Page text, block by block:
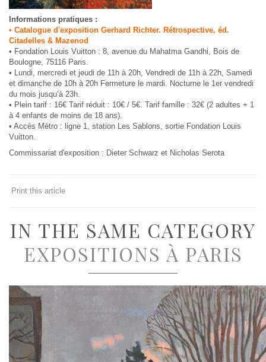
Informations pratiques :
• Catalogue d'exposition Gerhard Richter. Rétrospective, éd.
Citadelles & Mazenod
• Fondation Louis Vuitton : 8, avenue du Mahatma Gandhi, Bois de
Boulogne, 75116 Paris.
• Lundi, mercredi et jeudi de 11h à 20h, Vendredi de 11h à 22h, Samedi
et dimanche de 10h à 20h Fermeture le mardi. Nocturne le 1er vendredi
du mois jusqu’à 23h.
• Plein tarif : 16€ Tarif réduit : 10€ / 5€. Tarif famille : 32€ (2 adultes + 1
à 4 enfants de moins de 18 ans).
• Accès Métro : ligne 1, station Les Sablons, sortie Fondation Louis
Vuitton.
Commissariat d'exposition : Dieter Schwarz et Nicholas Serota
Print this article
IN THE SAME CATEGORY
EXPOSITIONS À PARIS